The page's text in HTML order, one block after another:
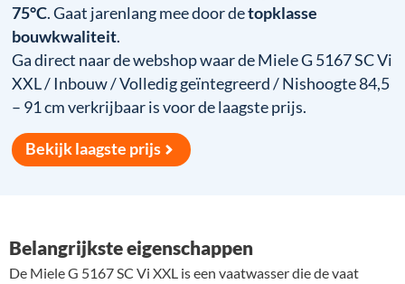
75°C. Gaat jarenlang mee door detopklasse
bouwkwaliteit.
Ga direct naar de webshop waar de Miele G 5167 SC Vi
XXL / Inbouw / Volledig geïntegreerd / Nishoogte 84,5
– 91 cm verkrijbaar is voor de laagste prijs.
Bekijk laagste prijs
Belangrijkste eigenschappen
De Miele G 5167 SC Vi XXL is een vaatwasser die de vaat